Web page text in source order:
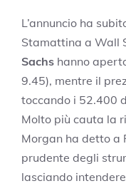
L’annuncio ha
Stamattina a Wall
Sachs hanno
9.45), mentre il
toccando i 52.400
Molto più cauta la
Morgan ha detto a
prudente degli
lasciando